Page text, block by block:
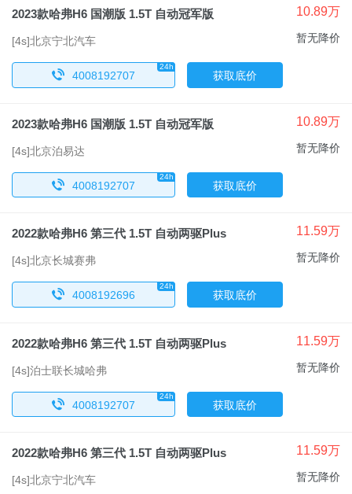
10.89万
2023款哈弗H6 国潮版 1.5T 自动冠军版
暂无降价
[4s]北京宁北汽车
x 4008192707
24h
获取底价
10.89万
2023款哈弗H6 国潮版 1.5T 自动冠军版
暂无降价
[4s]北京泊易达
x 4008192707
24h
获取底价
11.59万
2022款哈弗H6 第三代 1.5T 自动两驱Plus
暂无降价
[4s]北京长城赛弗
x 4008192696
24h
获取底价
11.59万
2022款哈弗H6 第三代 1.5T 自动两驱Plus
暂无降价
[4s]泊士联长城哈弗
x 4008192707
24h
获取底价
11.59万
2022款哈弗H6 第三代 1.5T 自动两驱Plus
暂无降价
[4s]北京宁北汽车